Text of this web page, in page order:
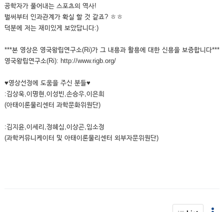
공학자가 풀어내는 스포츠의 역사!
벌써부터 인과관계가 확실 할 것 같죠? ㅎㅎ
덕분에 저는 재미있게 보았답니다:)
***본 영상은 영국왕립연구소(Ri)가 그 내용과 활용에 대한 신용을 보증합니다***
영국왕립연구소(Ri): http://www.rigb.org/
♥영상선정에 도움을 주신 분들♥
:김상욱,이명현,이성빈,손승우,이은희
(아태이론물리센터 과학문화위원단)
:김지윤,이세리,정혜심,이상곤,임소정
(과학커뮤니케이터 및 아태이론물리센터 외부자문위원단)